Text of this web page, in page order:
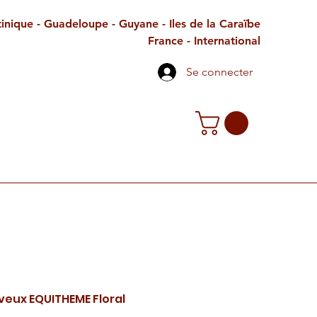
- Guadeloupe - Guyane - Iles de la Caraïbe
France - International
Se connecter
EQUITHEME Floral